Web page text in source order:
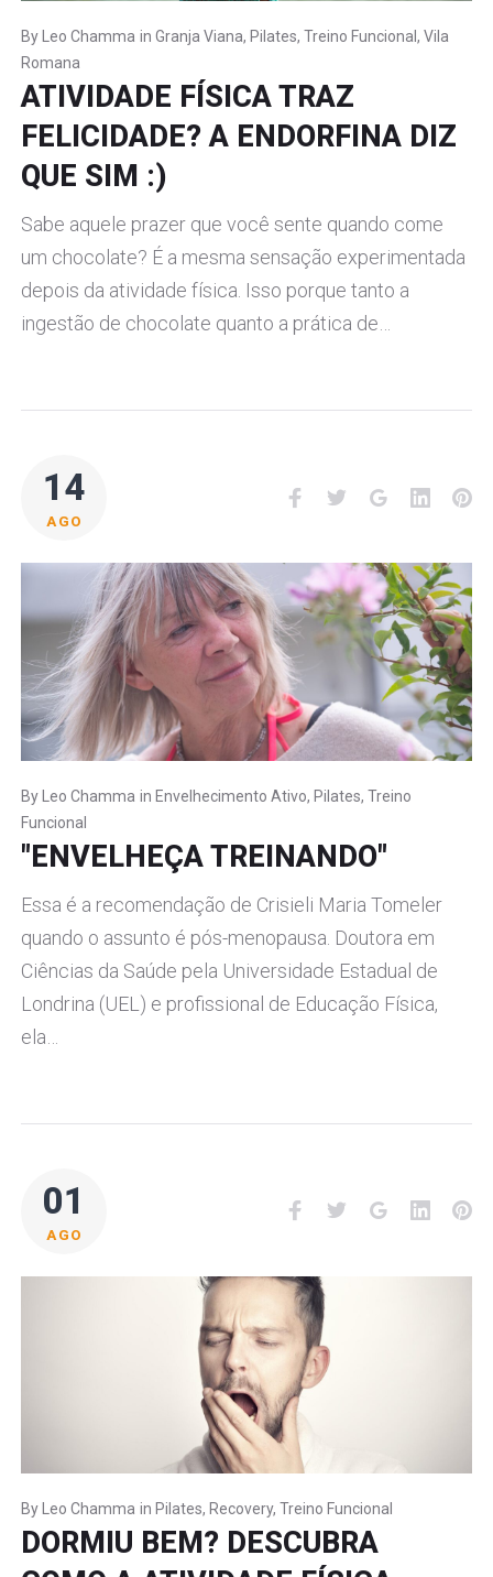
By Leo Chamma inGranja Viana, Pilates,Treino Funcional,Vila
Romana
ATIVIDADE FÍSICA TRAZ
FELICIDADE? A ENDORFINA DIZ
QUE SIM :)
Sabe aquele prazer que você sente quando come
um chocolate? É a mesma sensação experimentada
depois da atividade física. Isso porque tanto a
ingestão de chocolate quanto a prática de…
14
AGO
Facebook
TwitterGoogle+
ByLeo Chamma inEnvelhecimento Ativo,Pilates,Treino
Funcional
"ENVELHEÇA TREINANDO"
Essa é a recomendação de Crisieli Maria Tomeler
quando o assunto é pós-menopausa. Doutora em
Ciências da Saúde pela Universidade Estadual de
Londrina (UEL) e profissional de Educação Física,
ela…
01
AGO
Facebook
TwitterGoogle+
By Leo Chamma in Pilates, Recovery,Treino Funcional
DORMIU BEM? DESCUBRA